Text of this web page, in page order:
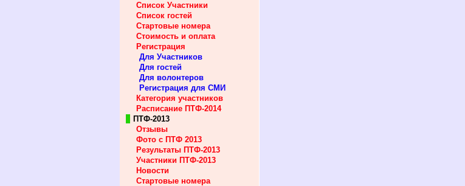
Список Участники
Список гостей
Стартовые номера
Стоимость и оплата
Регистрация
Для Участников
Для гостей
Для волонтеров
Регистрация для СМИ
Категория участников
Расписание ПТФ-2014
ПТФ-2013
Отзывы
Фото c ПТФ 2013
Результаты ПТФ-2013
Участники ПТФ-2013
Новости
Стартовые номера